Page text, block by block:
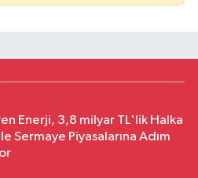
Enerji, 3,8 milyar TL'lik Halka
Sermaye Piyasalarına Adım